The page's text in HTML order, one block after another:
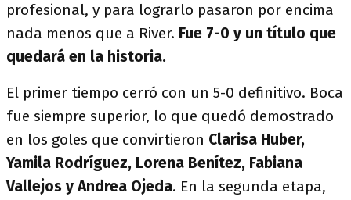
profesional, y para lograrlo pasaron por encima
nada menos que a River. Fue 7-0 y un título que
quedará en la historia.
El primer tiempo cerró con un 5-0 definitivo. Boca
fue siempre superior, lo que quedó demostrado
en los goles que convirtieron Clarisa Huber,
Yamila Rodríguez, Lorena Benítez, Fabiana
Vallejos y Andrea Ojeda. En la segunda etapa,